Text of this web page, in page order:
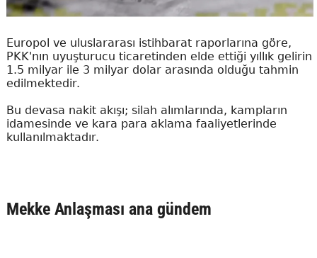
Europol ve uluslararası istihbarat raporlarına göre,
PKK'nın uyuşturucu ticaretinden elde ettiği yıllık gelirin
1.5 milyar ile 3 milyar dolar arasında olduğu tahmin
edilmektedir.
Bu devasa nakit akışı; silah alımlarında, kampların
idamesinde ve kara para aklama faaliyetlerinde
kullanılmaktadır.
Mekke Anlaşması ana gündem